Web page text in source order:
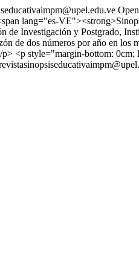
lang="es-
de Investigación y Postgrado,
de dos números por año en los
<p style="margin-bottom: